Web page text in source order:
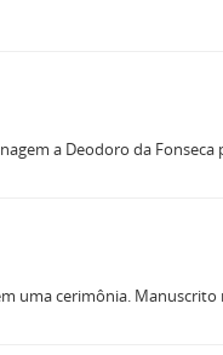
a Deodoro da Fonseca
uma cerimônia. Manuscrito